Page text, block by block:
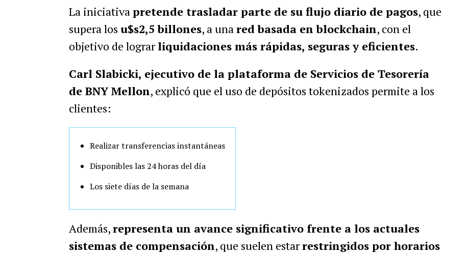
La iniciativapretende trasladar parte de su flujo diario de pagos, que
supera los u$s2,5 billones, a unared basada en blockchain, con el
objetivo de lograrliquidaciones más rápidas, seguras y eficientes.
Carl Slabicki, ejecutivo de la plataforma de Servicios de Tesorería
de BNY Mellon, explicó que el uso de depósitos tokenizados permite a los
clientes:
Realizar transferencias instantáneas
Disponibles las 24 horas del día
Los siete días de la semana
Además,representa un avance significativo frente a los actuales
sistemas de compensación, que suelen estarrestringidos por horarios